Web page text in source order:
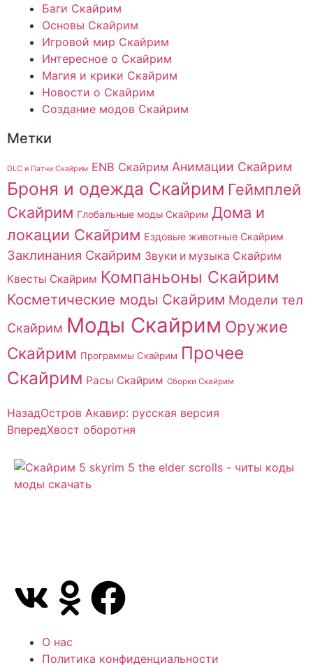
Баги Скайрим
Основы Скайрим
Игровой мир Скайрим
Интересное о Скайрим
Магия и крики Скайрим
Новости о Скайрим
Создание модов Скайрим
Метки
DLC и Патчи Скайрим ENB Скайрим Анимации Скайрим
Броня и одежда Скайрим Геймплей
Скайрим Глобальные моды Скайрим Дома и
локации Скайрим Ездовые животные Скайрим
Заклинания Скайрим Звуки и музыка Скайрим
Квесты Скайрим Компаньоны Скайрим
Косметические моды Скайрим Модели тел
Скайрим Моды Скайрим Оружие
Скайрим Программы Скайрим Прочее
Скайрим Расы Скайрим Сборки Скайрим
НазадОстров Акавир: русская версия
ВпередХвост оборотня
О нас
Политика конфиденциальности